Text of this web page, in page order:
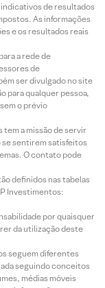
de resultados
As informações
e os resultados reais
a rede de
de
ser divulgado no site
para qualquer pessoa,
o prévio
a missão de servir
se sentirem satisfeitos
O contato pode
definidos nas tabelas
Investimentos:
por quaisquer
da utilização deste
seguem diferentes
seguindo conceitos
médias móveis